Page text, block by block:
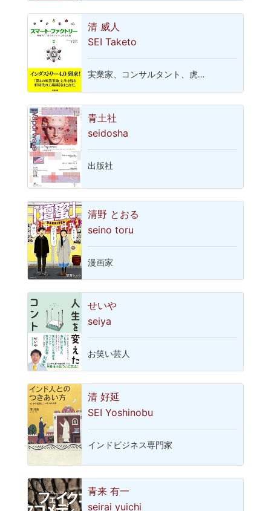
清 威人
SEI Taketo
実業家、コンサルタント、虎…
青土社
seidosha
出版社
清野 とおる
seino toru
漫画家
せいや
seiya
お笑い芸人
清 好延
SEI Yoshinobu
インドビジネス専門家
青来 有一
seirai yuichi